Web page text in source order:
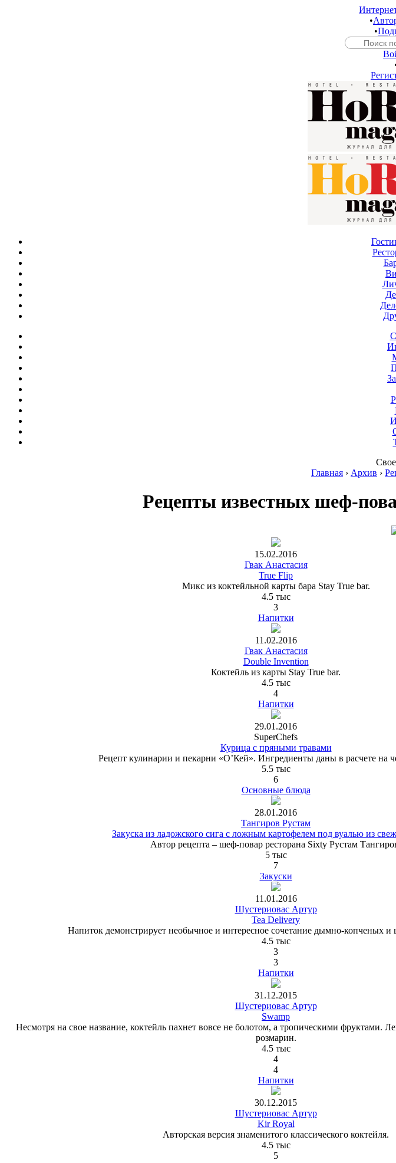
•
•
Главная › Архив ›
Рецепты известных шеф-
15.02.2016
Гвак Анастасия
True Flip
Микс из коктейльной карты бара Stay True bar.
4.5 тыс
3
Напитки
11.02.2016
Гвак Анастасия
Double Invention
Коктейль из карты Stay True bar.
4.5 тыс
4
Напитки
29.01.2016
SuperChefs
Курица с пряными травами
Рецепт кулинарии и пекарни «О’Кей». Ингредиенты даны в расчете на
5.5 тыс
6
Основные блюда
28.01.2016
Тангиров Рустам
Закуска из ладожского сига с ложным картофелем под вуалью из
Автор рецепта – шеф-повар ресторана Sixty Рустам
5 тыс
7
Закуски
11.01.2016
Шустериовас Артур
Tea Delivery
Напиток демонстрирует необычное и интересное сочетание дымно-копченых и
4.5 тыс
3
3
Напитки
31.12.2015
Шустериовас Артур
Swamp
Несмотря на свое название, коктейль пахнет вовсе не болотом, а тропическими фруктами.
розмарин.
4.5 тыс
4
4
Напитки
30.12.2015
Шустериовас Артур
Kir Royal
Авторская версия знаменитого классического коктейля.
4.5 тыс
5